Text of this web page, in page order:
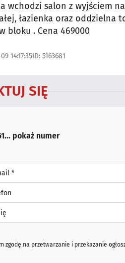
wchodzi salon z wyjściem
łazienka oraz
bloku . Cena 469000
14:17:35ID: 5163681
SIĘ
pokaż numer
zgodę na przetwarzanie i przekazanie